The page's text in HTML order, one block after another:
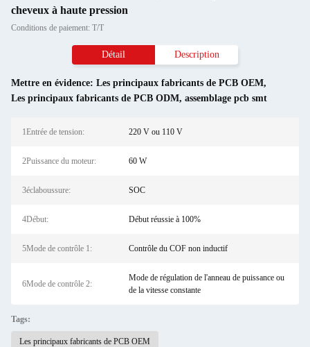
cheveux à haute pression
Conditions de paiement: T/T
Détail Description
Mettre en évidence: Les principaux fabricants de PCB OEM,
Les principaux fabricants de PCB ODM, assemblage pcb smt
1Entrée de tension: 220 V ou 110 V
2Puissance du moteur: 60 W
3éclaboussure: SOC
4Début: Début réussie à 100%
5Mode de contrôle 1: Contrôle du COF non inductif
6Mode de contrôle 2:
Mode de régulation de l'anneau de puissance ou
de la vitesse constante
Tags:
Les principaux fabricants de PCB OEM